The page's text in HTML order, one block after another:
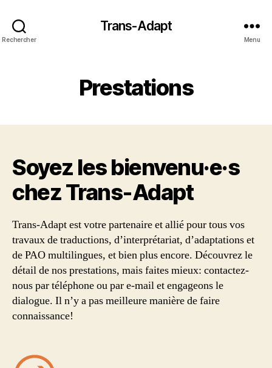
Rechercher
Trans-Adapt
Menu
Prestations
Soyez les bienvenu·e·s
chez Trans‑Adapt
Trans-Adapt est votre partenaire et allié pour tous vos
travaux de traductions, d’interprétariat, d’adaptations et
de PAO multilingues, et bien plus encore. Découvrez le
détail de nos prestations, mais faites mieux: contactez-
nous par téléphone ou par e-mail et engageons le
dialogue. Il n’y a pas meilleure manière de faire
connaissance!